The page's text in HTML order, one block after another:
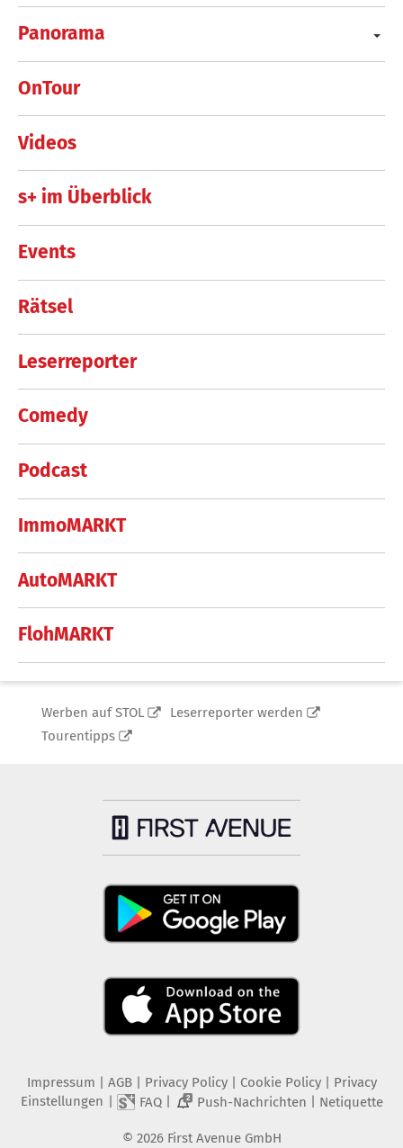
Panorama
OnTour
Videos
s+ im Überblick
Events
Rätsel
Leserreporter
Comedy
Podcast
ImmoMARKT
AutoMARKT
FlohMARKT
Werben auf STOL
Leserreporter werden
Tourentipps
Impressum | AGB | Privacy Policy| Cookie Policy| Privacy
Einstellungen | FAQ| 2 Push-Nachrichten | Netiquette
© 2026 First Avenue GmbH